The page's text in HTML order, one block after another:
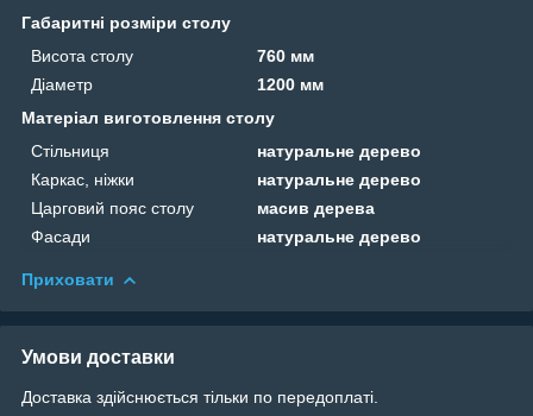
Габаритні розміри столу
Висота столу
760 мм
Діаметр
1200 мм
Матеріал виготовлення столу
Стільниця
натуральне дерево
Каркас, ніжки
натуральне дерево
Царговий пояс столу
масив дерева
Фасади
натуральне дерево
Приховати
Умови доставки
Доставка здійснюється тільки по передоплаті.